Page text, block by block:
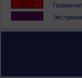
6 - 7
8 - 9